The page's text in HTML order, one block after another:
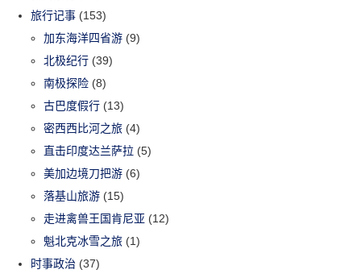
旅行记事 (153)
加东海洋四省游 (9)
北极纪行 (39)
南极探险 (8)
古巴度假行 (13)
密西西比河之旅 (4)
直击印度达兰萨拉 (5)
美加边境刀把游 (6)
落基山旅游 (15)
走进禽兽王国肯尼亚 (12)
魁北克冰雪之旅 (1)
时事政治 (37)